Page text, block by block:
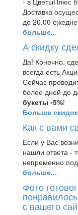
Доставка
до 20.00
больше...
А скидку
Да! Конечно,
всегда есть
Сейчас
более дней до
букеты -5%!
Больше
Как с вами
Если у Вас
нашли ответа -
непременно
больше...
Фото
с вашего